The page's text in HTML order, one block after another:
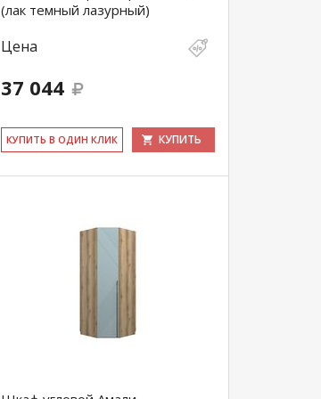
(лак темный лазурный)
Цена
37 044
КУ­ПИТЬ В ОДИН КЛИК КУПИТЬ